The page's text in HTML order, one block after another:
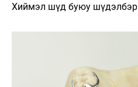
Хиймэл шүд буюу шүдэлбэр